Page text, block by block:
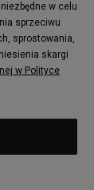
w celu
sprzeciwu
sprostowania,
skargi
w Polityce